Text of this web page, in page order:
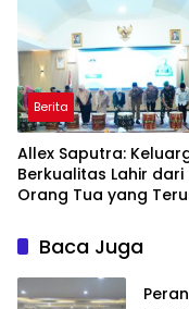
Berita
Allex Saputra:
Berkualitas Lahir dari
Orang Tua yang
Baca Juga